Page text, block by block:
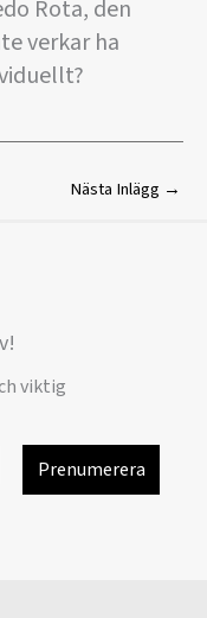
Rota, den
verkar ha
Nästa Inlägg →
viktig